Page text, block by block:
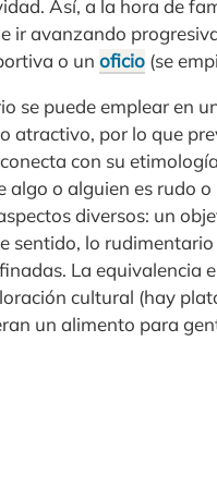
Así, a la hora de
ir avanzando
o un oficio (se
se puede emplear en
atractivo, por lo que
con su
algo o alguien es rudo
diversos: un
sentido, lo
La equivalencia
cultural (hay
un alimento para